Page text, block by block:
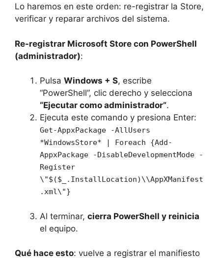
Lo haremos en este orden: re-registrar la Store,
verificar y reparar archivos del sistema.
Re-registrar Microsoft Store con PowerShell
(administrador):
Pulsa Windows + S, escribe
“PowerShell”, clic derecho y selecciona
“Ejecutar como administrador”.
Ejecuta este comando y presiona Enter:
Get-AppxPackage -AllUsers
*WindowsStore* | Foreach {Add-
AppxPackage -DisableDevelopmentMode -
Register
\"$($_.InstallLocation)\\AppXManifest
.xml\"}
Al terminar, cierra PowerShell y reinicia
el equipo.
Qué hace esto: vuelve a registrar el manifiesto